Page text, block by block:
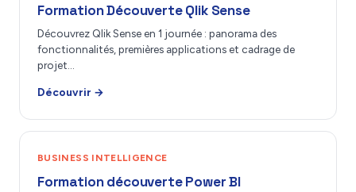
Formation Découverte Qlik Sense
Découvrez Qlik Sense en 1 journée : panorama des
fonctionnalités, premières applications et cadrage de
projet…
Découvrir →
BUSINESS INTELLIGENCE
Formation découverte Power BI